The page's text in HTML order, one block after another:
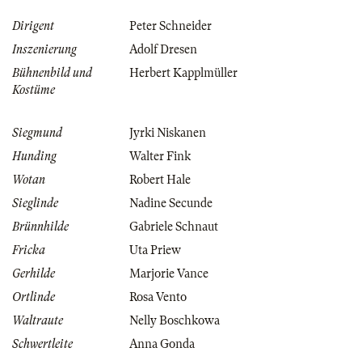
Dirigent
Peter Schneider
Inszenierung
Adolf Dresen
Bühnenbild und
Kostüme
Herbert Kapplmüller
Siegmund
Jyrki Niskanen
Hunding
Walter Fink
Wotan
Robert Hale
Sieglinde
Nadine Secunde
Brünnhilde
Gabriele Schnaut
Fricka
Uta Priew
Gerhilde
Marjorie Vance
Ortlinde
Rosa Vento
Waltraute
Nelly Boschkowa
Schwertleite
Anna Gonda